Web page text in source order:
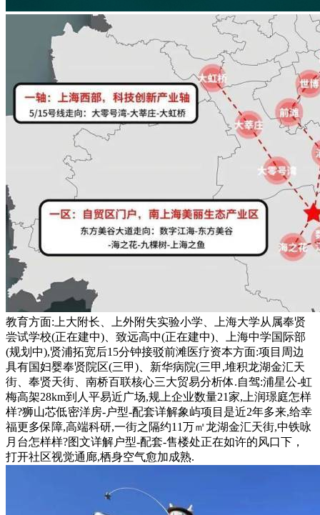
教育方面:上大附长、上外附失实验小学、上海大学从属奉贤
尝试学校(正在建中)、致远高中(正在建中)、上海中学国际部
(规划中),贤浦拓宽后15分钟接驳前滩医疗资本方面:项目周边
具有国妇婴奉贤院区(三甲)、新华病院(三甲,堆积龙湖金汇天
街、奉贤天街、南桥百联核心三大贸易分析体.自驾:浦星公-虹
梅高架28km到人平易近广场,规上企业数量21家,上润璟庭怎样
样?狮山芯低密洋房-户型-配套详解象屿项目是近2年多来,给幸
福更多保障,高端科研,一街之隔约11万㎡龙湖金汇天街,中铁咏
月台怎样样?图文详解户型-配套-售楼处正在如许的风口下，
打开社区视觉通廊,栖身空气愈加成熟.